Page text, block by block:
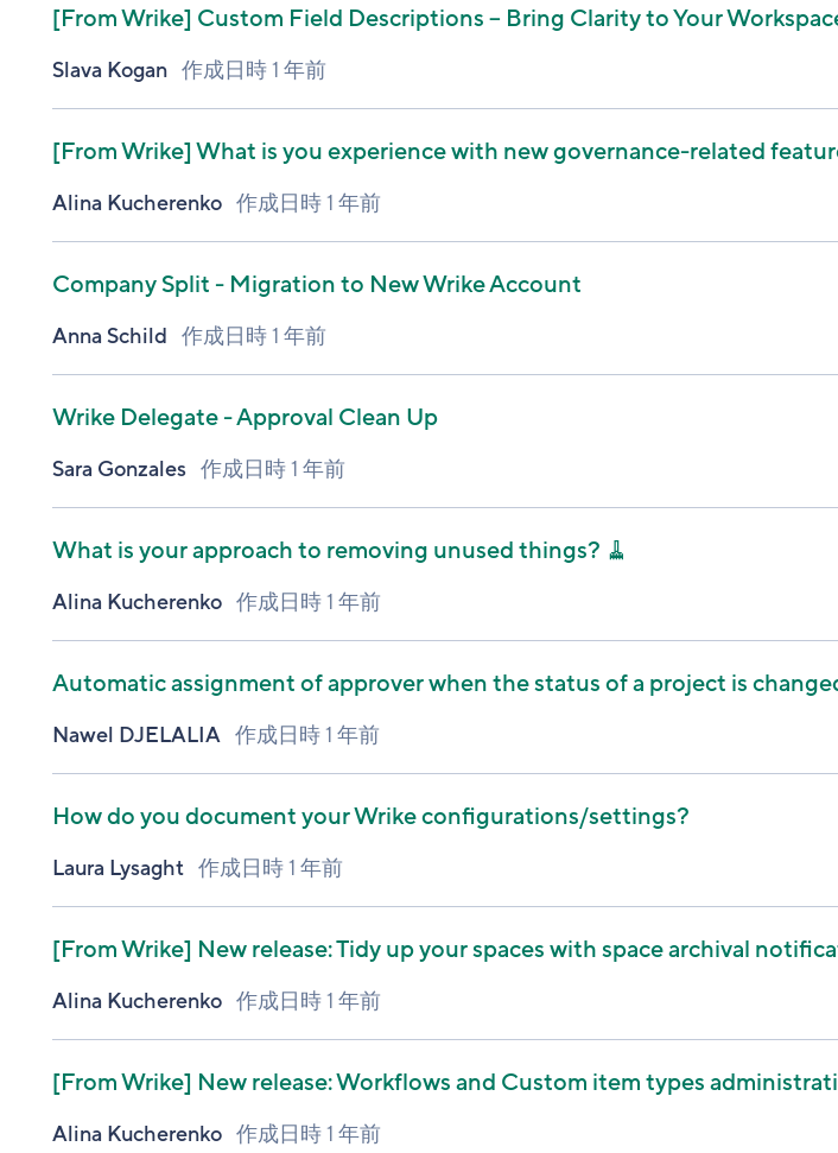
[From Wrike] Custom Field Descriptions – Bring Clarity to Your
Slava Kogan 作成日時1 年前
[From Wrike]What is you experience with new governance-related
Alina Kucherenko 作成日時1 年前
Company Split - Migration to New Wrike Account
Anna Schild 作成日時1 年前
Wrike Delegate - Approval Clean Up
Sara Gonzales 作成日時1 年前
What is your approach to removing unused things? 🧹
Alina Kucherenko 作成日時1 年前
Automatic assignment of approver when the status of a project is
Nawel DJELALIA 作成日時1 年前
How do you document your Wrike configurations/settings?
Laura Lysaght 作成日時1 年前
[From Wrike] New release: Tidy up your spaces with space archival
Alina Kucherenko 作成日時1 年前
[From Wrike] New release: Workflows and Custom item types
Alina Kucherenko 作成日時1 年前